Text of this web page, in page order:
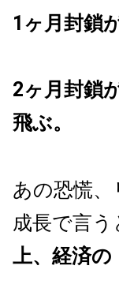
1ヶ月封鎖
2ヶ月封鎖
飛ぶ。
あの恐慌
成長で言う
上、経済の